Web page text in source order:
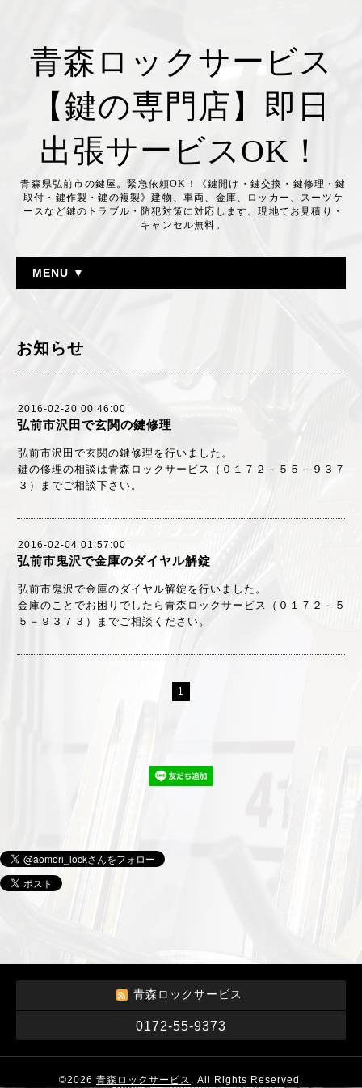
青森ロックサービス
【鍵の専門店】即日
出張サービスOK！
青森県弘前市の鍵屋。緊急依頼OK！《鍵開け・鍵交換・鍵修理・鍵
取付・鍵作製・鍵の複製》建物、車両、金庫、ロッカー、スーツケ
ースなど鍵のトラブル・防犯対策に対応します。現地でお見積り・
キャンセル無料。
MENU ▼
お知らせ
2016-02-20 00:46:00
弘前市沢田で玄関の鍵修理
弘前市沢田で玄関の鍵修理を行いました。
鍵の修理の相談は青森ロックサービス（０１７２－５５－９３７
３）までご相談下さい。
2016-02-04 01:57:00
弘前市鬼沢で金庫のダイヤル解錠
弘前市鬼沢で金庫のダイヤル解錠を行いました。
金庫のことでお困りでしたら青森ロックサービス（０１７２－５
５－９３７３）までご相談ください。
1
青森ロックサービス
0172-55-9373
©2026 青森ロックサービス . All Rights Reserved.